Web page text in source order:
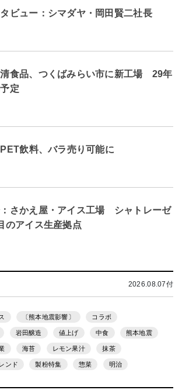
タビュー：シマダヤ・岡田賢二社長
清食品、つくばみらい市に新工場 29年
定
飲料、バラ売り可能に
さかえ屋・アイス工場 シャトレーゼ
のアイス生産拠点
2026.08.07付
〔熊本地震影響〕 コラボ
岩田醸造 値上げ 中食 熊本地震
海苔 レモン果汁 抹茶
ンド 製粉特集 惣菜 明治